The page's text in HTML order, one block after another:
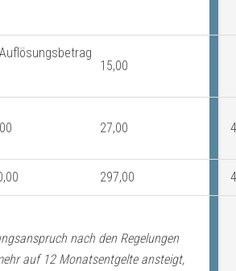
15,00
27,00
297,00
nach den Regelungen
auf 12 Monatsentgelte ansteigt,